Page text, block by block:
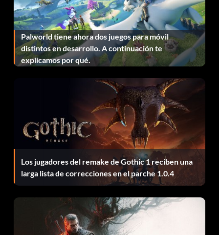
embestirte, pero no podrá pasar de la puerta. Aquí es
donde puedes debilitarlo hasta que su vida esté casi
muerta. Entonces, asesta los golpes finales con tu
habilidad Tackle.
Warranty Void if Used
Objetivo: Crear un arma personalizada.
A taste of everything
Objetivo: Mata a un zombi con 10 armas cuerpo a cuerpo
diferentes.
Palworld tiene ahora dos juegos para móvil
distintos en desarrollo. A continuación te
explicamos por qué.
Los jugadores del remake de Gothic 1 reciben una
larga lista de correcciones en el parche 1.0.4